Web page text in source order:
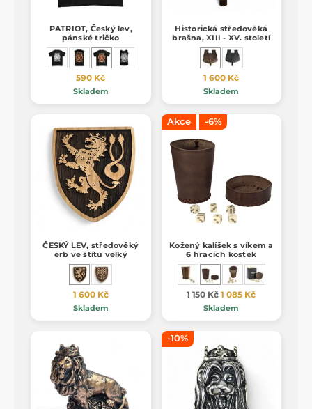
PATRIOT, Český lev,
pánské tričko
590 Kč
Skladem
Historická středověká
brašna, XIII - XV. století
1 600 Kč
Skladem
ČESKÝ LEV, středověký
erb ve štítu velký
1 600 Kč
Skladem
Akce -6%
Kožený kalíšek s víkem a
6 hracích kostek
1 150 Kč 1 085 Kč
Skladem
-10%